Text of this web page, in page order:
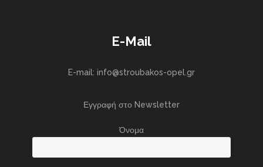
E-Mail
E-mail: info@stroubakos-opel.gr
Εγγραφή στο Newsletter
Όνομα